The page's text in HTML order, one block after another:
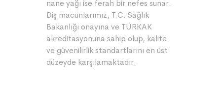
nane yağı ise ferah bir nefes sunar.
Diş macunlarımız, T.C. Sağlık
Bakanlığı onayına ve TÜRKAK
akreditasyonuna sahip olup, kalite
ve güvenilirlik standartlarını en üst
düzeyde karşılamaktadır.